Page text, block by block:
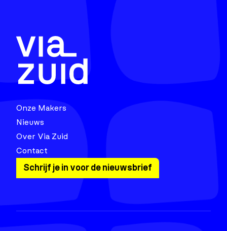
Onze Makers
Nieuws
Over Via Zuid
Contact
Schrijf je in voor de nieuwsbrief